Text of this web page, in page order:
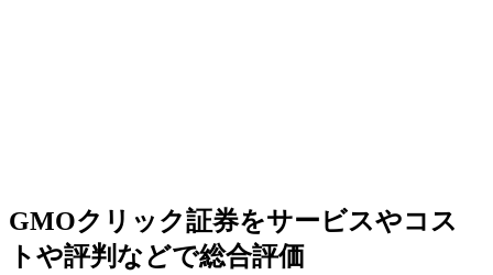
GMOクリック証券をサービスやコス
トや評判などで総合評価